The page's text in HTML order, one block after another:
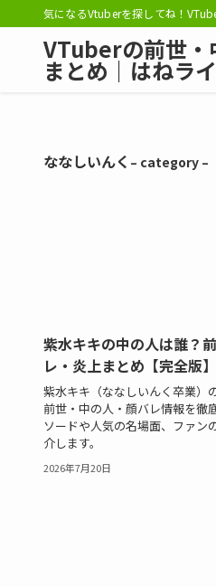
気になるVtuberを探してね！
VTuberの前世・
まとめ｜はねラ
ななしいんく – category –
紫水キキの中の人は誰？
レ・炎上まとめ【完全版】
紫水キキ（ななしいんく卒業）
前世・中の人・顔バレ情報を徹
ソードや人気の名場面、ファン
介します。
2026年7月20日